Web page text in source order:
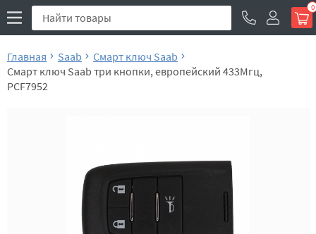
0
Главная Saab
Смарт ключ Saab
Смарт ключ Saab три кнопки, европейский 433Мгц,
PCF7952